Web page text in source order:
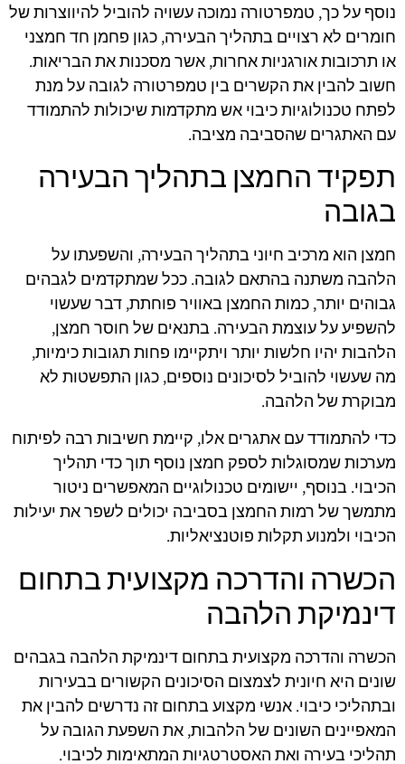
נוסף על כך, טמפרטורה נמוכה עשויה להוביל להיווצרות של
חומרים לא רצויים בתהליך הבעירה, כגון פחמן חד חמצני
או תרכובות אורגניות אחרות, אשר מסכנות את הבריאות.
חשוב להבין את הקשרים בין טמפרטורה לגובה על מנת
לפתח טכנולוגיות כיבוי אש מתקדמות שיכולות להתמודד
עם האתגרים שהסביבה מציבה.
תפקיד החמצן בתהליך הבעירה
בגובה
חמצן הוא מרכיב חיוני בתהליך הבעירה, והשפעתו על
הלהבה משתנה בהתאם לגובה. ככל שמתקדמים לגבהים
גבוהים יותר, כמות החמצן באוויר פוחתת, דבר שעשוי
להשפיע על עוצמת הבעירה. בתנאים של חוסר חמצן,
הלהבות יהיו חלשות יותר ויתקיימו פחות תגובות כימיות,
מה שעשוי להוביל לסיכונים נוספים, כגון התפשטות לא
מבוקרת של הלהבה.
כדי להתמודד עם אתגרים אלו, קיימת חשיבות רבה לפיתוח
מערכות שמסוגלות לספק חמצן נוסף תוך כדי תהליך
הכיבוי. בנוסף, יישומים טכנולוגיים המאפשרים ניטור
מתמשך של רמות החמצן בסביבה יכולים לשפר את יעילות
הכיבוי ולמנוע תקלות פוטנציאליות.
הכשרה והדרכה מקצועית בתחום
דינמיקת הלהבה
הכשרה והדרכה מקצועית בתחום דינמיקת הלהבה בגבהים
שונים היא חיונית לצמצום הסיכונים הקשורים בבעירות
ובתהליכי כיבוי. אנשי מקצוע בתחום זה נדרשים להבין את
המאפיינים השונים של הלהבות, את השפעת הגובה על
תהליכי בעירה ואת האסטרטגיות המתאימות לכיבוי.